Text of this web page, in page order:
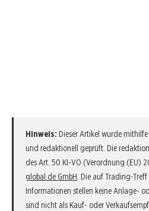
Hinweis: Dieser Artikel wurde
und redaktionell geprüft. Die
des Art. 50 KI-VO (Verordnung (EU)
global.de GmbH. Die auf Trading-
Informationen stellen keine Anlage-
sind nicht als Kauf- oder